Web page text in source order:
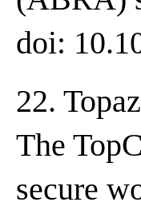
doi:
22.
The
secure